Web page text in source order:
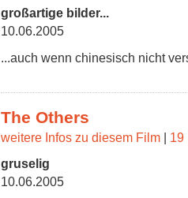
großartige bilder...
10.06.2005
...auch wenn chinesisch nicht
The Others
weitere Infos zu diesem Film | 19
gruselig
10.06.2005